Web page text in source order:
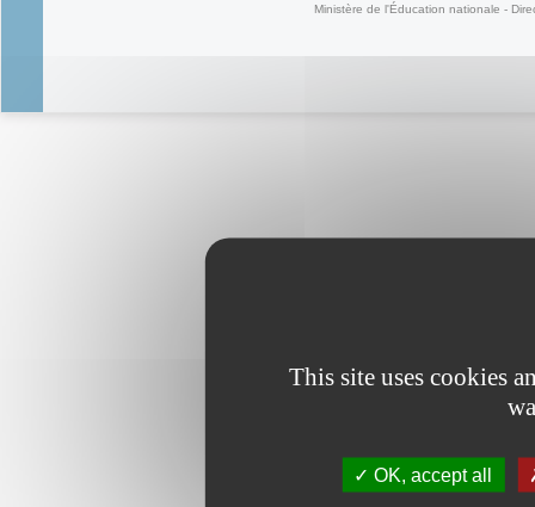
Ministère de l'Éducation nationale -
This site uses cookies
OK, accept all